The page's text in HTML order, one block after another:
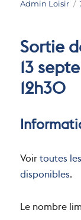
Auteur
Admin Loisir
Sortie
13
12h30
Voirtoutes
disponibles.
Le nombre